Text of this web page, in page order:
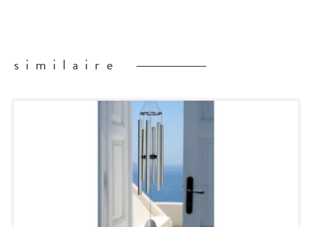
similaire